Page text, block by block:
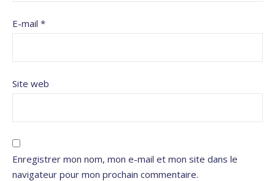
E-mail *
Site web
Enregistrer mon nom, mon e-mail et mon site dans le
navigateur pour mon prochain commentaire.